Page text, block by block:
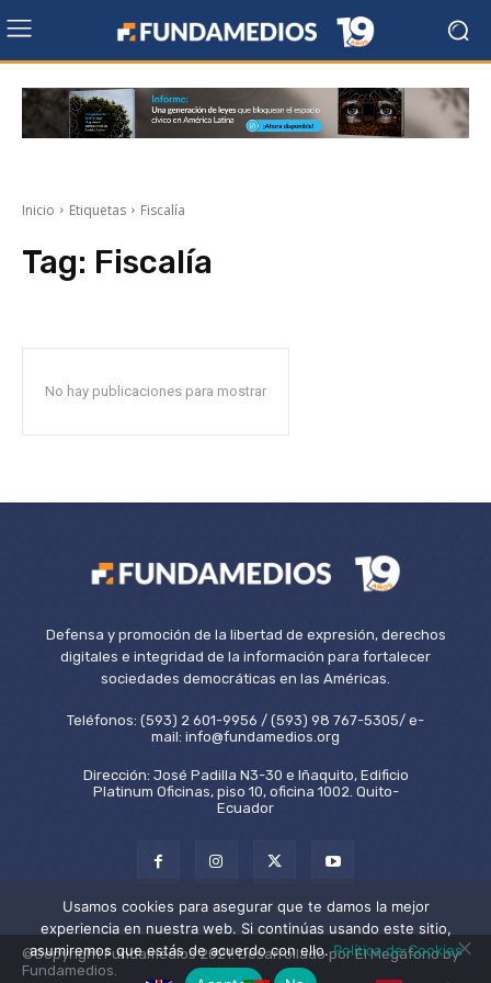
Inicio Etiquetas Fiscalía
Tag: Fiscalía
No hay publicaciones para mostrar
Defensa y promoción de la libertad de expresión, derechos
digitales e integridad de la información para fortalecer
sociedades democráticas en las Américas.
Teléfonos: (593) 2 601-9956 / (593) 98 767-5305/ e-
mail: info@fundamedios.org
Dirección: José Padilla N3-30 e Iñaquito, Edificio
Platinum Oficinas, piso 10, oficina 1002. Quito-
Ecuador
©Copyright Fundamedios 2021. Desarrollado por El Megáfono by
Fundamedios.
Usamos cookies para asegurar que te damos la mejor
experiencia en nuestra web. Si continúas usando este sitio,
asumiremos que estás de acuerdo con ello.Política de Cookies